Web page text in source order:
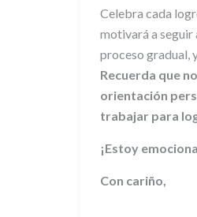
Celebra cada
motivará a seguir
proceso gradual,
Recuerda que
orientación
trabajar para
¡Estoy
Con cariño,